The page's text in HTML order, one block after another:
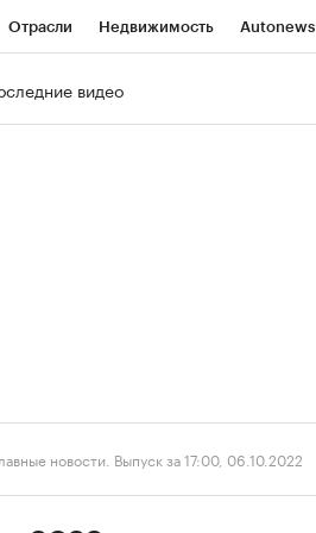
Отрасли Недвижимость Autonews
видео
новости. Выпуск за 17:00, 06.10.2022